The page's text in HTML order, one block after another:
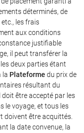
déterminés, de
les frais
aux conditions
justifiable
il peut transférer la
deux parties étant
la Plateforme du prix de
résultant du
être accepté par les
le voyage, et tous les
doivent être acquittés.
la date convenue, la